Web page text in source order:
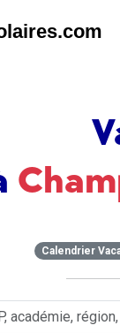
Calendrier